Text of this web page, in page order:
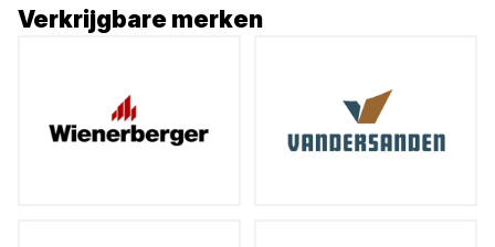
Verkrijgbare merken